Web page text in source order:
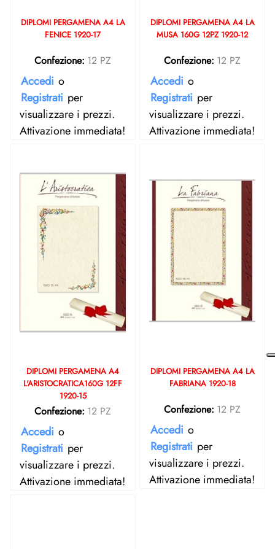
DIPLOMI PERGAMENA A4 LA
FENICE 1920-17
Confezione: 12 PZ
Accedi o
Registrati per
visualizzare i prezzi.
Attivazione immediata!
DIPLOMI PERGAMENA A4 LA
MUSA 160G 12PZ 1920-12
Confezione: 12 PZ
Accedi o
Registrati per
visualizzare i prezzi.
Attivazione immediata!
DIPLOMI PERGAMENA A4
L'ARISTOCRATICA160G 12FF
1920-15
Confezione: 12 PZ
Accedi o
Registrati per
visualizzare i prezzi.
Attivazione immediata!
DIPLOMI PERGAMENA A4 LA
FABRIANA 1920-18
Confezione: 12 PZ
Accedi o
Registrati per
visualizzare i prezzi.
Attivazione immediata!